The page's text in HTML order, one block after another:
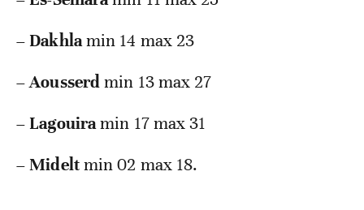
–Dakhlamin 14 max 23
–Aousserdmin 13 max 27
–Lagouiramin 17 max 31
–Mideltmin 02 max 18.